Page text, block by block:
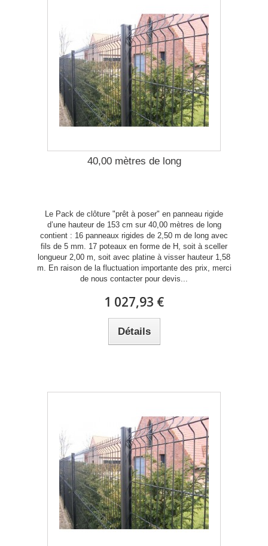
40,00 mètres de long
Le Pack de clôture "prêt à poser" en panneau rigide
d’une hauteur de 153 cm sur 40,00 mètres de long
contient : 16 panneaux rigides de 2,50 m de long avec
fils de 5 mm. 17 poteaux en forme de H, soit à sceller
longueur 2,00 m, soit avec platine à visser hauteur 1,58
m. En raison de la fluctuation importante des prix, merci
de nous contacter pour devis...
1 027,93 €
Détails